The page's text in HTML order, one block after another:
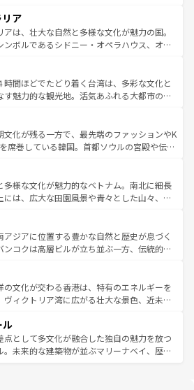
リンズでは、音楽と美食が融合した独特の
旅行者はアメリカの各地域で異なる魅力を楽
その多様性と豊かな歴史を感じることができ
スタイルだ。 なお、新着のアメリカ
ンツ一覧を参照してほしい。
ない。また、定番の観光地といえばオアフ
な自然を求めるならマウイ島やカウアイ島が
メラルドグリーンに輝く海をはじめ、豊かな
しの心で訪れる人々を迎えてくれるハワイの
いローカルフードやハワイアンミュージッ
フラダンスなど、すべてがハワイの魅力を彩
ほしい。 なお、新着のハワイ情報
一覧を参照してほしい。
ア
アは、壮大な自然と多様な文化が魅力の国。
ンボルであるシドニー・オペラハウス、オー
大陸中央部にそびえるウルル（エアーズロッ
ニアの美しい原生林やケアンズの熱帯雨林な
がたくさん。また、カフェやワイン、オージ
ビティも充実しており、サーフィンやダイ
キングなど、アウトドア好きにはたまらな
ラリアの多彩な魅力を存分に味わいつくそ
。
時間ほどでたどり着く台湾は、多彩な文化と
す魅力的な観光地。活気あふれる大都市の台
山岳地帯である台湾東部など、都市の喧騒
さが共存しており、訪れる人に新しい発見と
してくれる。また、奥深い台湾の食文化も魅
判のスイーツなど、バラエティ豊かな料理
が味わえる。 なお、新着の台湾情報は コンテンツ一覧を参
。
文化が残る一方で、最先端のファッションやK
席巻している韓国。首都ソウルの宮殿や伝統
延ばせば四季折々の自然美を楽しむことが
て、キムチや焼肉、絶品のストリートフード
まな韓国料理が待っている。夜には、韓国な
れながら、韓国の多彩な魅力を心ゆくまで味
わってみてほしい。 なお、新着の韓国情報はコンテンツ一
ほしい。
多様な文化が魅力的なベトナム。南北に細長
には、広大な田園風景や青々とした山々、世
共に伝統が息づく。ハノイの古い町並みやホ
フランス統治時代の建物も、独特の雰囲気を
る。また、バラエティの豊かさとおいしさで
バインミー、ベトナムコーヒーなどは、ぜ
いたい。どの地域を訪れてもあたたかい人々
えてくれるので、きっと忘れられない旅にな
。
アジアに位置する豊かな自然と歴史が息づく
ンコクは高層ビルが立ち並ぶ一方、伝統的な
ている。北部ではチェンマイなどの山岳地
れ合い、南部ではプーケットやクラビの美し
ゾート気分を楽しむことができる。タイ料理
は一年中温暖で、どの季節にも異なる楽しみ
。親しみやすいタイの人々、仏教を中心とし
て多様な観光資源が、訪れる旅人を魅了し続
の文化が交わる香港は、特有のエネルギーを
ヴィクトリア湾に広がる壮大な景色、近未来
れても感動するはず。観光スポットが密集し
よく見どころを回れるのも魅力。息をのむよ
文化的な体験まで、香港を存分に楽しみ尽く
ル
点として多文化が融合した独自の魅力を放つ
。未来的な建築物が並ぶマリーナベイ、歴史